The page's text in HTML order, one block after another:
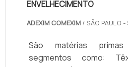
ENVELHECIMENTO
ADEXIM COMEXIM / SÃO PAULO -
São matérias
segmentos como: